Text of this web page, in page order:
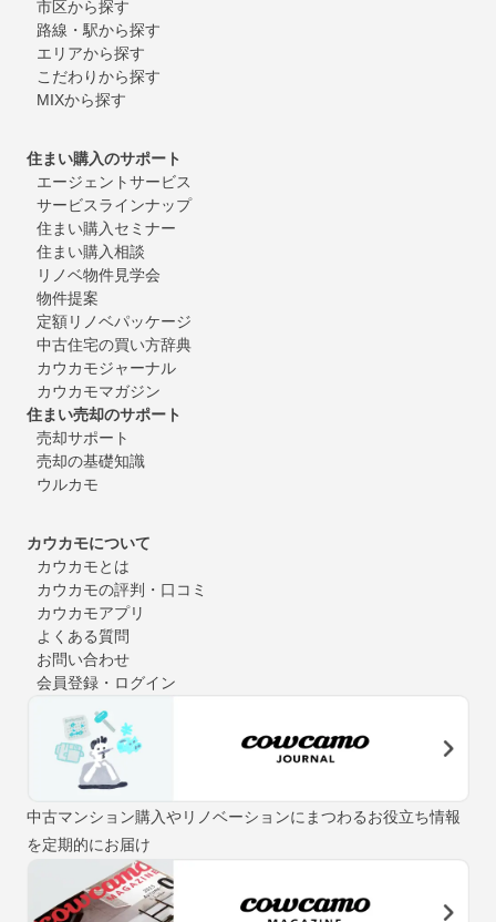
市区から探す
路線・駅から探す
エリアから探す
こだわりから探す
MIXから探す
住まい購入のサポート
エージェントサービス
サービスラインナップ
住まい購入セミナー
住まい購入相談
リノベ物件見学会
物件提案
定額リノベパッケージ
中古住宅の買い方辞典
カウカモジャーナル
カウカモマガジン
住まい売却のサポート
売却サポート
売却の基礎知識
ウルカモ
カウカモについて
カウカモとは
カウカモの評判・口コミ
カウカモアプリ
よくある質問
お問い合わせ
会員登録・ログイン
中古マンション購入やリノベーションにまつわるお役立ち情報
を定期的にお届け